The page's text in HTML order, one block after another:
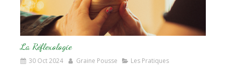
La Réflexologie
30 Oct 2024 Graine Pousse Les Pratiques